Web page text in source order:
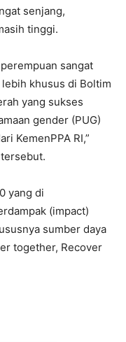
senjang,
tinggi.
sangat
khusus di Boltim
yang sukses
gender (PUG)
KemenPPA RI,”
yang di
(impact)
sumber daya
together, Recover